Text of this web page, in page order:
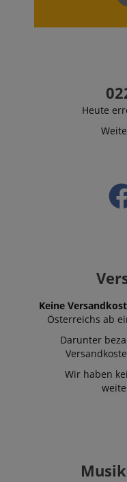
Heute
Keine
Österreichs ab
Darunter
Wir haben